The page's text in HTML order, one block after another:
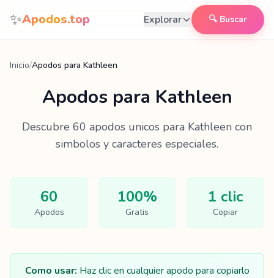
Saltar al contenido
✨Apodos.top Explorar 🔍 Buscar
Inicio/Apodos para Kathleen
Apodos para Kathleen
Descubre 60 apodos unicos para Kathleen con
simbolos y caracteres especiales.
60
Apodos
100%
Gratis
1 clic
Copiar
Como usar: Haz clic en cualquier apodo para copiarlo